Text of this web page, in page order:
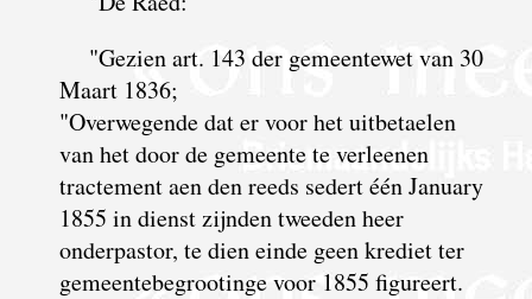
"Gezien art. 143 der gemeentewet van 30
Maart 1836;
"Overwegende dat er voor het uitbetaelen
van het door de gemeente te verleenen
tractement aen den reeds sedert één January
1855 in dienst zijnden tweeden heer
onderpastor, te dien einde geen krediet ter
gemeente­begrootinge voor 1855 figureert.